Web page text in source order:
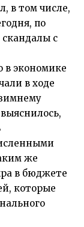
в том числе,
по
с
в экономике
в ходе
же
в бюджете
которые